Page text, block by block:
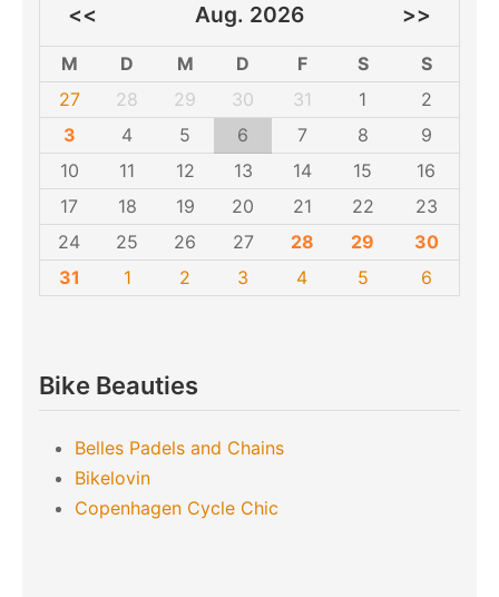
<< Aug. 2026 >>
M D M D F S
S
27
28 29 30 31 1
2
3
4 5 6 7 8
9
10
11 12 13 14 15
16
17
18 19 20 21 22
23
24
25 26 27 28 29
30
31
1 2 3 4 5 6
Bike Beauties
Belles Padels and Chains
Bikelovin
Copenhagen Cycle Chic